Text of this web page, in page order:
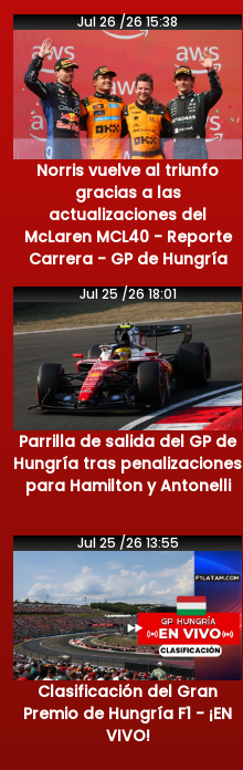
Jul 26 /26 15:38
Norris vuelve al triunfo
gracias a las
actualizaciones del
McLaren MCL40 - Reporte
Carrera - GP de Hungría
Jul 25 /26 18:01
Parrilla de salida del GP de
Hungría tras penalizaciones
para Hamilton y Antonelli
Jul 25 /26 13:55
Clasificación del Gran
Premio de Hungría F1 - ¡EN
VIVO!